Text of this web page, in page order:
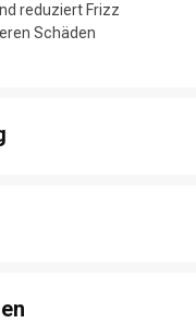
reduziert Frizz
Schäden
aus.
gleichmäßig in den Längen
wie gewünscht stylen.
Hexylene Glycol,
Salicylic Acid, Guar